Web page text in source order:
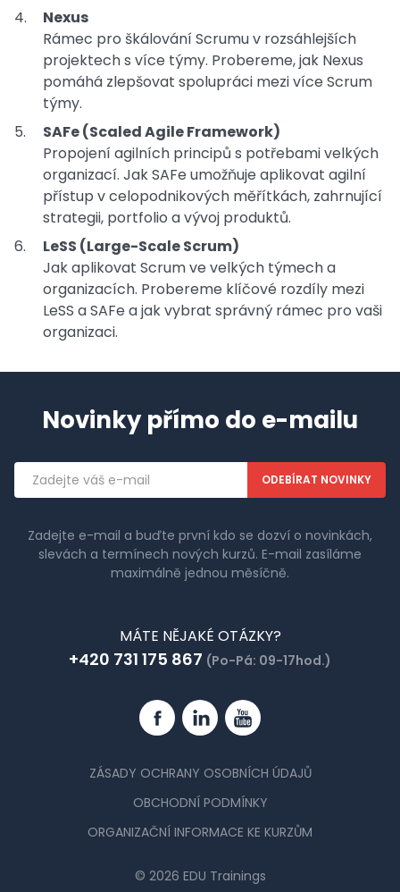
Nexus
Rámec pro škálování Scrumu v rozsáhlejších
projektech s více týmy. Probereme, jak Nexus
pomáhá zlepšovat spolupráci mezi více Scrum
týmy.
SAFe (Scaled Agile Framework)
Propojení agilních principů s potřebami velkých
organizací. Jak SAFe umožňuje aplikovat agilní
přístup v celopodnikových měřítkách, zahrnující
strategii, portfolio a vývoj produktů.
LeSS (Large-Scale Scrum)
Jak aplikovat Scrum ve velkých týmech a
organizacích. Probereme klíčové rozdíly mezi
LeSS a SAFe a jak vybrat správný rámec pro vaši
organizaci.
Novinky přímo do e-mailu
Emailová
adresa
Zadejte e-mail a buďte první kdo se dozví o novinkách,
slevách a termínech nových kurzů. E-mail zasíláme
maximálně jednou měsíčně.
MÁTE NĚJAKÉ OTÁZKY?
+420 731 175 867 (Po-Pá: 09-17hod.)
FacebookLinkedinYouTube
ZÁSADY OCHRANY OSOBNÍCH ÚDAJŮ
OBCHODNÍ PODMÍNKY
ORGANIZAČNÍ INFORMACE KE KURZŮM
© 2026 EDU Trainings